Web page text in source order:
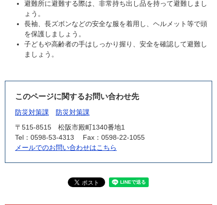
避難所に避難する際は、非常持ち出し品を持って避難しまし
ょう。
長袖、長ズボンなどの安全な服を着用し、ヘルメット等で頭
を保護しましょう。
子どもや高齢者の手はしっかり握り、安全を確認して避難し
ましょう。
このページに関するお問い合わせ先
防災対策課
防災対策課
〒515-8515
松阪市殿町1340番地1
Tel：0598-53-4313
Fax：0598-22-1055
メールでのお問い合わせはこちら